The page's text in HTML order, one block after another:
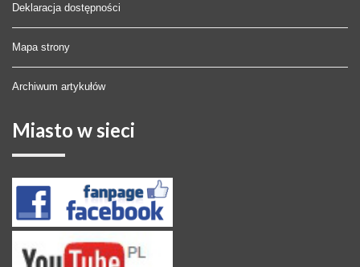
Deklaracja dostępności
Mapa strony
Archiwum artykułów
Miasto w sieci